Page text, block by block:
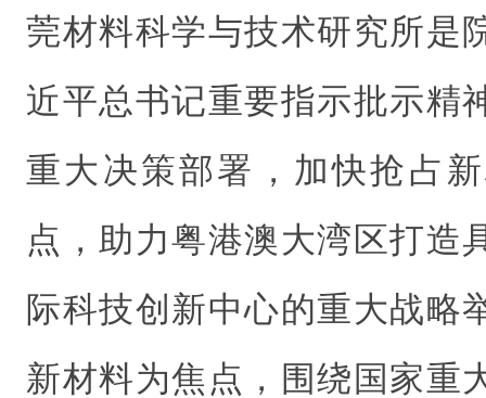
莞材料科学与技术研究所是
近平总书记重要指示批示精
重大决策部署，加快抢占
点，助力粤港澳大湾区打造
际科技创新中心的重大战略
新材料为焦点，围绕国家重